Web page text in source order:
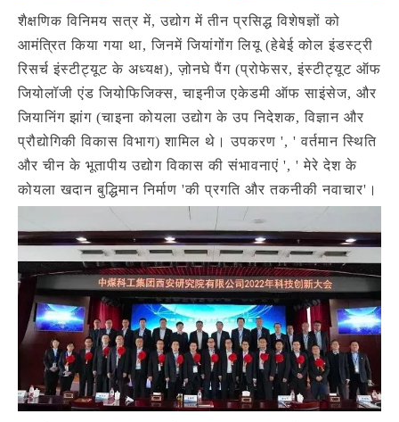
शैक्षणिक विनिमय सत्र में, उद्योग में तीन प्रसिद्ध विशेषज्ञों को
आमंत्रित किया गया था, जिनमें जियांगोंग लियू (हेबेई कोल इंडस्ट्री
रिसर्च इंस्टीट्यूट के अध्यक्ष), ज़ोनघे पैंग (प्रोफेसर, इंस्टीट्यूट ऑफ
जियोलॉजी एंड जियोफिजिक्स, चाइनीज एकेडमी ऑफ साइंसेज, और
जियानिंग झांग (चाइना कोयला उद्योग के उप निदेशक, विज्ञान और
प्रौद्योगिकी विकास विभाग) शामिल थे। उपकरण ', ' वर्तमान स्थिति
और चीन के भूतापीय उद्योग विकास की संभावनाएं ', ' मेरे देश के
कोयला खदान बुद्धिमान निर्माण 'की प्रगति और तकनीकी नवाचार'।